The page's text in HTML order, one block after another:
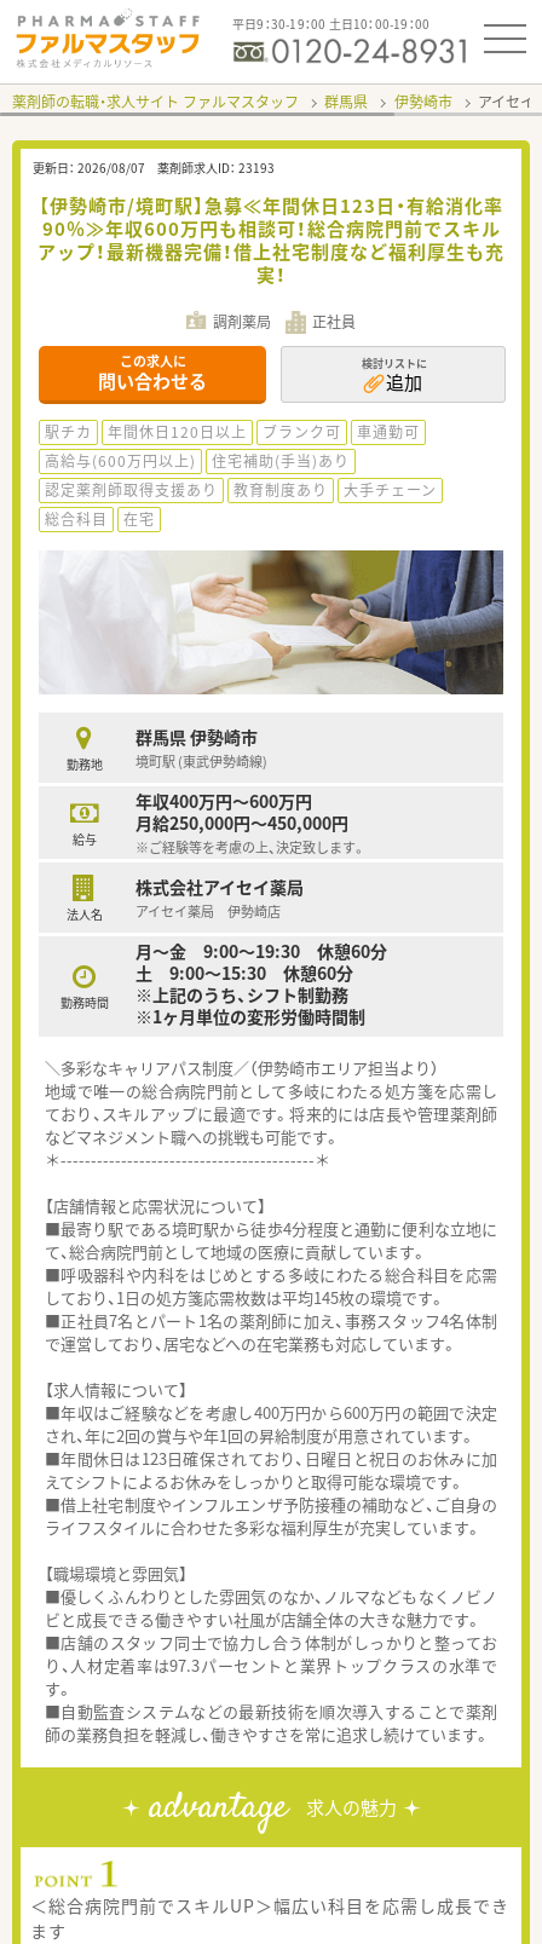
平日9：30-19：00 土日10：00-19：00
薬剤師の転職・求人サイト ファルマスタッフ 群馬県 伊勢崎市 アイセ
更新日： 2026/08/07 薬剤師求人ID： 23193
【伊勢崎市/境町駅】急募≪年間休日123日・有給消化率
90％≫年収600万円も相談可！総合病院門前でスキル
アップ！最新機器完備！借上社宅制度など福利厚生も充
実！
調剤薬局 正社員
この求人に
問い合わせる
検討リストに
追加
駅チカ 年間休日120日以上 ブランク可
車通勤可
高給与(600万円以上)
住宅補助(手当)あり
認定薬剤師取得支援あり
教育制度あり
大手チェーン
総合科目
在宅
勤務地
群馬県 伊勢崎市
境町駅 (東武伊勢崎線)
給与
年収400万円～600万円
月給250,000円～450,000円
※ご経験等を考慮の上、決定致します。
法人名
株式会社アイセイ薬局
アイセイ薬局 伊勢崎店
勤務時間
月～金 9:00～19:30 休憩60分
土 9:00～15:30 休憩60分
※上記のうち、シフト制勤務
※1ヶ月単位の変形労働時間制
＼多彩なキャリアパス制度／（伊勢崎市エリア担当より）
地域で唯一の総合病院門前として多岐にわたる処方箋を応需し
ており、スキルアップに最適です。将来的には店長や管理薬剤師
などマネジメント職への挑戦も可能です。
＊------------------------------------------＊
【店舗情報と応需状況について】
■最寄り駅である境町駅から徒歩4分程度と通勤に便利な立地に
て、総合病院門前として地域の医療に貢献しています。
■呼吸器科や内科をはじめとする多岐にわたる総合科目を応需
しており、1日の処方箋応需枚数は平均145枚の環境です。
■正社員7名とパート1名の薬剤師に加え、事務スタッフ4名体制
で運営しており、居宅などへの在宅業務も対応しています。
【求人情報について】
■年収はご経験などを考慮し400万円から600万円の範囲で決定
され、年に2回の賞与や年1回の昇給制度が用意されています。
■年間休日は123日確保されており、日曜日と祝日のお休みに加
えてシフトによるお休みをしっかりと取得可能な環境です。
■借上社宅制度やインフルエンザ予防接種の補助など、ご自身の
ライフスタイルに合わせた多彩な福利厚生が充実しています。
【職場環境と雰囲気】
■優しくふんわりとした雰囲気のなか、ノルマなどもなくノビノ
ビと成長できる働きやすい社風が店舗全体の大きな魅力です。
■店舗のスタッフ同士で協力し合う体制がしっかりと整ってお
り、人材定着率は97.3パーセントと業界トップクラスの水準で
す。
■自動監査システムなどの最新技術を順次導入することで薬剤
師の業務負担を軽減し、働きやすさを常に追求し続けています。
advantage 求人の魅力
＜総合病院門前でスキルUP＞幅広い科目を応需し成長でき
ます